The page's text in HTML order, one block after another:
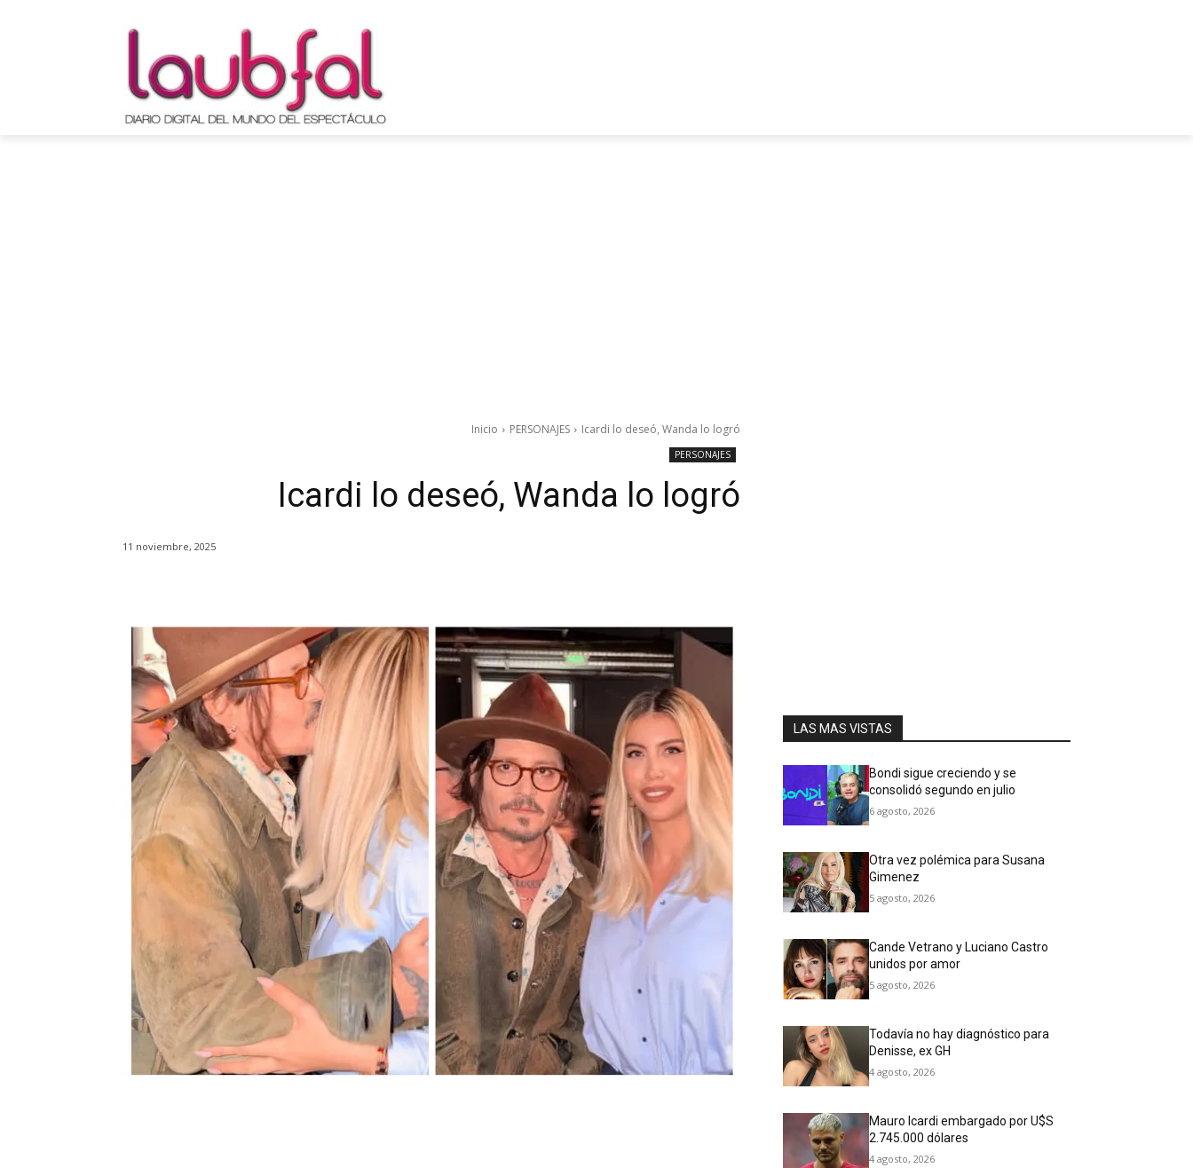
Inicio PERSONAJES Icardi lo deseó, Wanda lo logró
PERSONAJES
Icardi lo deseó, Wanda lo logró
11 noviembre, 2025
LAS MAS VISTAS
Bondi sigue creciendo y se
consolidó segundo en julio
6 agosto, 2026
Otra vez polémica para Susana
Gimenez
5 agosto, 2026
Cande Vetrano y Luciano Castro
unidos por amor
5 agosto, 2026
Todavía no hay diagnóstico para
Denisse, ex GH
4 agosto, 2026
Mauro Icardi embargado por U$S
2.745.000 dólares
4 agosto, 2026